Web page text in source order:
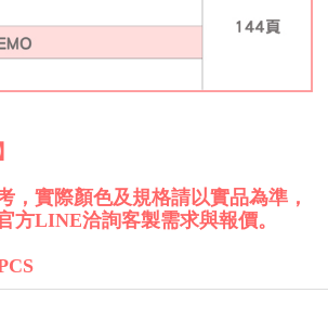
，實際顏色及規格請以實品為準，
方LINE洽詢客製需求與報價。